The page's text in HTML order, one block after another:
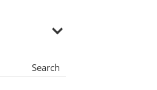
Search